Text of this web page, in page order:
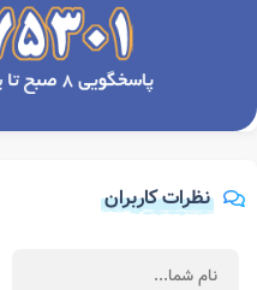
نظرات کاربران